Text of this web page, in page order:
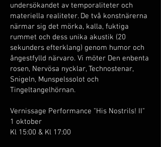
undersökandet av temporaliteter och
materiella realiteter. De två konstnärerna
närmar sig det mörka, kalla, fuktiga
rummet och dess unika akustik (20
sekunders efterklang) genom humor och
ångestfylld närvaro. Vi möter Den enbenta
rosen, Nervösa nycklar, Technostenar,
Snigeln, Munspelssolot och
Tingeltangelhörnan.
Vernissage Performance "His Nostrils! II"
1 oktober
Kl 15:00 & Kl 17:00